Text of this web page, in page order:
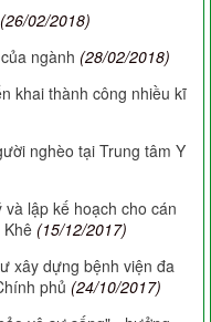
(26/02/2018)
ngành (28/02/2018)
khai thành công nhiều kĩ
nghèo tại Trung tâm Y
lập kế hoạch cho cán
Khê (15/12/2017)
xây dựng bệnh viện đa
phủ (24/10/2017)